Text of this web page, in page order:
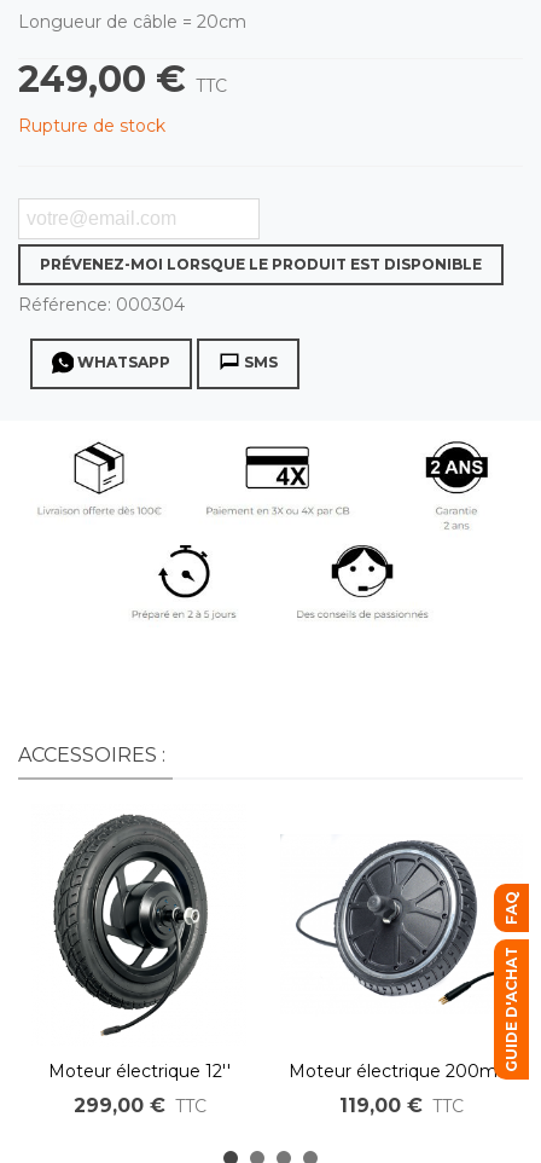
Longueur de câble = 20cm
249,00 € TTC
Rupture de stock
PRÉVENEZ-MOI LORSQUE LE PRODUIT EST DISPONIBLE
Référence: 000304
WHATSAPP SMS
ACCESSOIRES :
Moteur électrique 12''
réducté 500W 750W
299,00 € TTC
Moteur électrique 200mm
entraxe 45mm trottinette
8'' 250W 350W
119,00 € TTC
FAQ
GUIDE D'ACHAT